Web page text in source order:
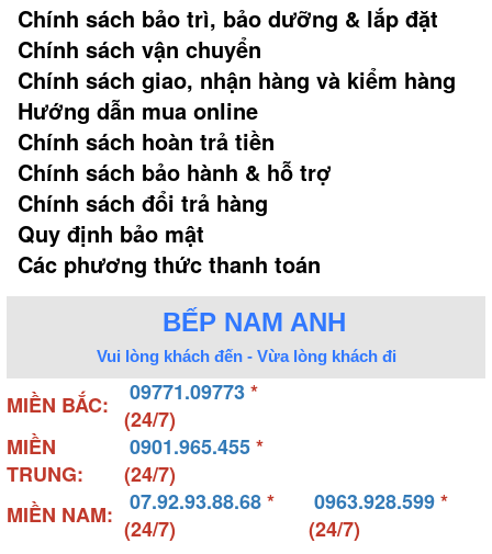
Chính sách bảo trì, bảo dưỡng & lắp đặt
Chính sách vận chuyển
Chính sách giao, nhận hàng và kiểm hàng
Hướng dẫn mua online
Chính sách hoàn trả tiền
Chính sách bảo hành & hỗ trợ
Chính sách đổi trả hàng
Quy định bảo mật
Các phương thức thanh toán
BẾP NAM ANH
Vui lòng khách đến - Vừa lòng khách đi
MIỀN BẮC: 09771.09773*
(24/7)
MIỀN
TRUNG:
0901.965.455*
(24/7)
MIỀN NAM:
07.92.93.88.68*
(24/7)
0963.928.599*
(24/7)